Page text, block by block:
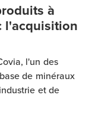
à
l'acquisition
l'un des
de minéraux
et de